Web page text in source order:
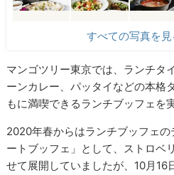
すべての写真を見
マンゴツリー東京では、ランチタ
ーンカレー、パッタイなどの本格
もに満喫できるランチブッフェを実
2020年春からはランチブッフェ
ートブッフェ」として、ストロベ
せて展開していましたが、10月16